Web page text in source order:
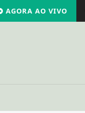
AGORA AO VIVO